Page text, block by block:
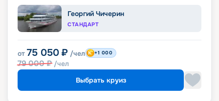
Георгий Чичерин
СТАНДАРТ
от 75 050 ₽ /чел
79 000₽ /чел
+1 000
Выбрать круиз